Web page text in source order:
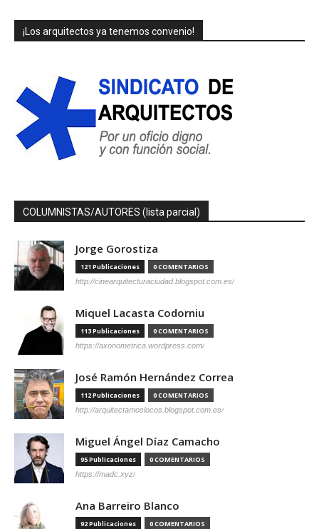
¡Los arquitectos ya tenemos convenio!
COLUMNISTAS/AUTORES (lista parcial)
Jorge Gorostiza
121 Publicaciones 0 COMENTARIOS
http://cinearquitecturaciudad.blogspot.com.es/
Miquel Lacasta Codorniu
113 Publicaciones 0 COMENTARIOS
https://axonometrica.wordpress.com/
José Ramón Hernández Correa
112 Publicaciones 0 COMENTARIOS
http://arquitectamoslocos.blogspot.com.es/
Miguel Ángel Díaz Camacho
95 Publicaciones 0 COMENTARIOS
https://madc.xyz/
Ana Barreiro Blanco
92 Publicaciones 0 COMENTARIOS